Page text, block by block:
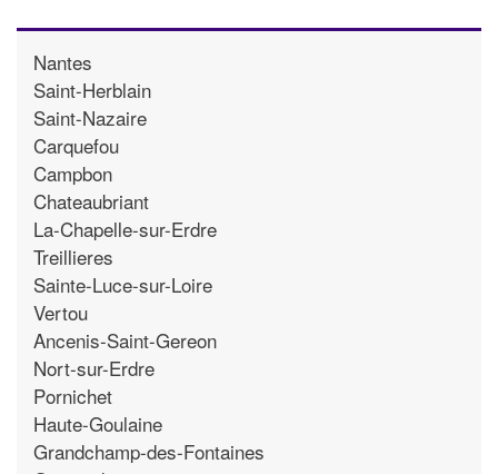
Nantes
Saint-Herblain
Saint-Nazaire
Carquefou
Campbon
Chateaubriant
La-Chapelle-sur-Erdre
Treillieres
Sainte-Luce-sur-Loire
Vertou
Ancenis-Saint-Gereon
Nort-sur-Erdre
Pornichet
Haute-Goulaine
Grandchamp-des-Fontaines